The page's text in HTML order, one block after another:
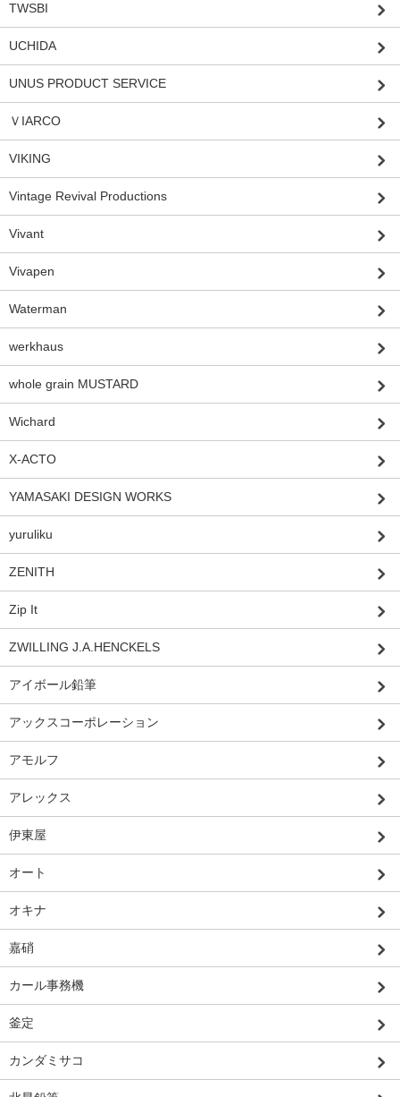
TWSBI
UCHIDA
UNUS PRODUCT SERVICE
ＶIARCO
VIKING
Vintage Revival Productions
Vivant
Vivapen
Waterman
werkhaus
whole grain MUSTARD
Wichard
X-ACTO
YAMASAKI DESIGN WORKS
yuruliku
ZENITH
Zip It
ZWILLING J.A.HENCKELS
アイボール鉛筆
アックスコーポレーション
アモルフ
アレックス
伊東屋
オート
オキナ
嘉硝
カール事務機
釜定
カンダミサコ